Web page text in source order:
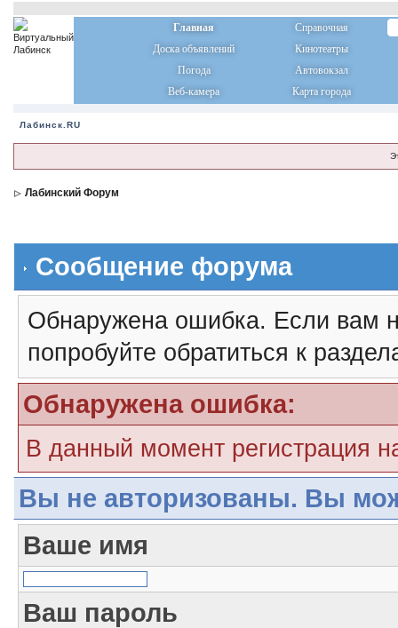
Главная
Справочная
Доска объявлений
Кинотеатры
Погода
Автовокзал
Веб-камера
Карта города
Лабинск.RU
Лабинский Форум
Сообщение форума
Обнаружена ошибка. Если вам
попробуйте обратиться к
Обнаружена ошибка:
В данный момент регистрация
Вы не авторизованы. Вы
Ваше имя
Ваш пароль